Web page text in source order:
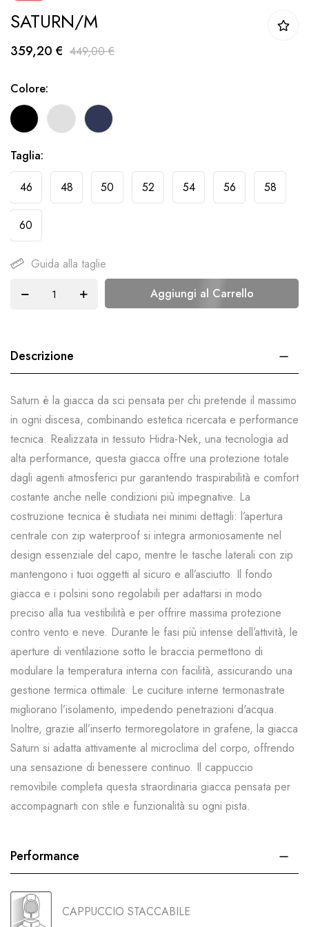
della
di
SATURN/M
359,20 € 449,00 €
Colore
Taglia
46
48 50 52 54 56 58
60
Guida alla taglie
Aggiungi al Carrello
Descrizione
Saturn è la giacca da sci pensata per chi pretende il massimo
in ogni discesa, combinando estetica ricercata e performance
tecnica. Realizzata in tessuto Hidra-Nek, una tecnologia ad
alta performance, questa giacca offre una protezione totale
dagli agenti atmosferici pur garantendo traspirabilità e comfort
costante anche nelle condizioni più impegnative. La
costruzione tecnica è studiata nei minimi dettagli: l’apertura
centrale con zip waterproof si integra armoniosamente nel
design essenziale del capo, mentre le tasche laterali con zip
mantengono i tuoi oggetti al sicuro e all’asciutto. Il fondo
giacca e i polsini sono regolabili per adattarsi in modo
preciso alla tua vestibilità e per offrire massima protezione
contro vento e neve. Durante le fasi più intense dell’attività, le
aperture di ventilazione sotto le braccia permettono di
modulare la temperatura interna con facilità, assicurando una
gestione termica ottimale. Le cuciture interne termonastrate
migliorano l’isolamento, impedendo penetrazioni d'acqua.
Inoltre, grazie all’inserto termoregolatore in grafene, la giacca
Saturn si adatta attivamente al microclima del corpo, offrendo
una sensazione di benessere continuo. Il cappuccio
removibile completa questa straordinaria giacca pensata per
accompagnarti con stile e funzionalità su ogni pista.
Performance
CAPPUCCIO STACCABILE